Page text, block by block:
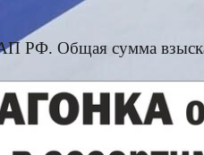
РФ. Общая сумма